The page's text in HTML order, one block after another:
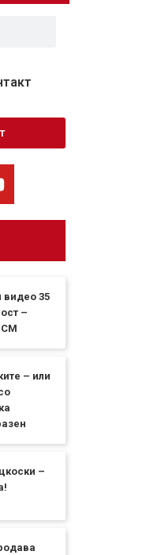
видео 35
–
– или
–